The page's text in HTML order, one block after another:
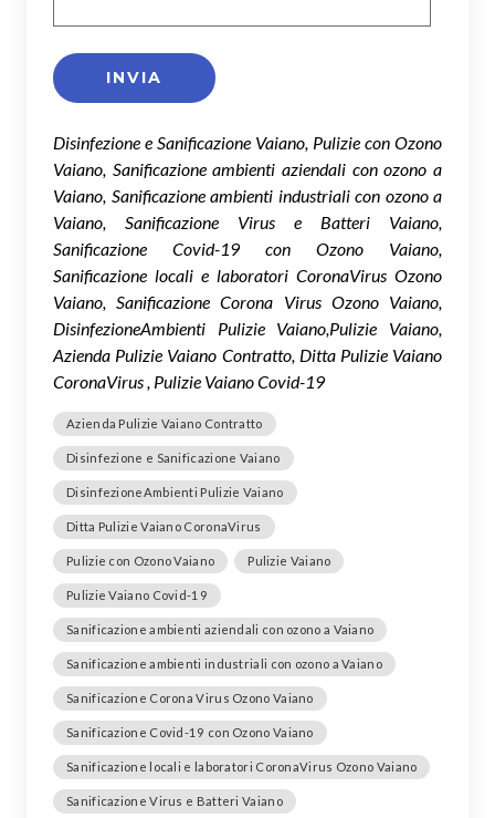
Disinfezione e Sanificazione Vaiano, Pulizie con Ozono
Vaiano, Sanificazione ambienti aziendali con ozono a
Vaiano, Sanificazione ambienti industriali con ozono a
Vaiano, Sanificazione Virus e Batteri Vaiano,
Sanificazione Covid-19 con Ozono Vaiano,
Sanificazione locali e laboratori CoronaVirus Ozono
Vaiano, Sanificazione Corona Virus Ozono Vaiano,
DisinfezioneAmbienti Pulizie Vaiano,Pulizie Vaiano,
Azienda Pulizie Vaiano Contratto, Ditta Pulizie Vaiano
CoronaVirus , Pulizie Vaiano Covid-19
Azienda Pulizie Vaiano Contratto
Disinfezione e Sanificazione Vaiano
DisinfezioneAmbienti Pulizie Vaiano
Ditta Pulizie Vaiano CoronaVirus
Pulizie con Ozono Vaiano Pulizie Vaiano
Pulizie Vaiano Covid-19
Sanificazione ambienti aziendali con ozono a Vaiano
Sanificazione ambienti industriali con ozono a Vaiano
Sanificazione Corona Virus Ozono Vaiano
Sanificazione Covid-19 con Ozono Vaiano
Sanificazione locali e laboratori CoronaVirus Ozono Vaiano
Sanificazione Virus e Batteri Vaiano